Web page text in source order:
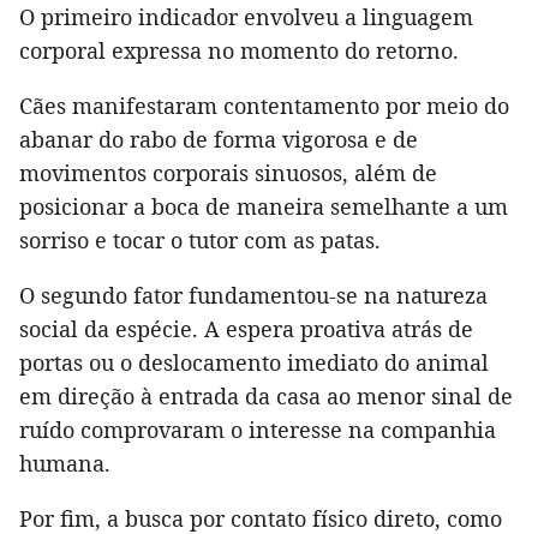
O primeiro indicador envolveu a linguagem
corporal expressa no momento do retorno.
Cães manifestaram contentamento por meio do
abanar do rabo de forma vigorosa e de
movimentos corporais sinuosos, além de
posicionar a boca de maneira semelhante a um
sorriso e tocar o tutor com as patas.
O segundo fator fundamentou-se na natureza
social da espécie. A espera proativa atrás de
portas ou o deslocamento imediato do animal
em direção à entrada da casa ao menor sinal de
ruído comprovaram o interesse na companhia
humana.
Por fim, a busca por contato físico direto, como